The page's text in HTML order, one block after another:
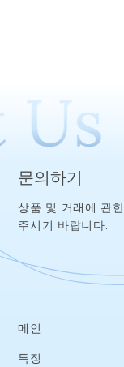
문의하기
상품 및 거래에 관
주시기 바랍니다.
메인
특징